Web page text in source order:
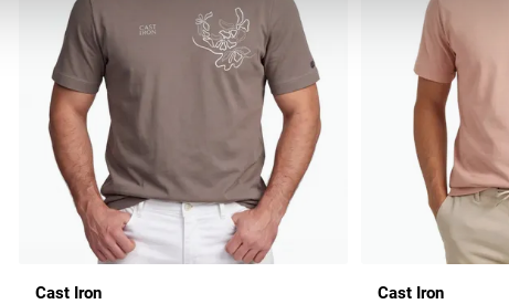
Cast Iron Cast Iron